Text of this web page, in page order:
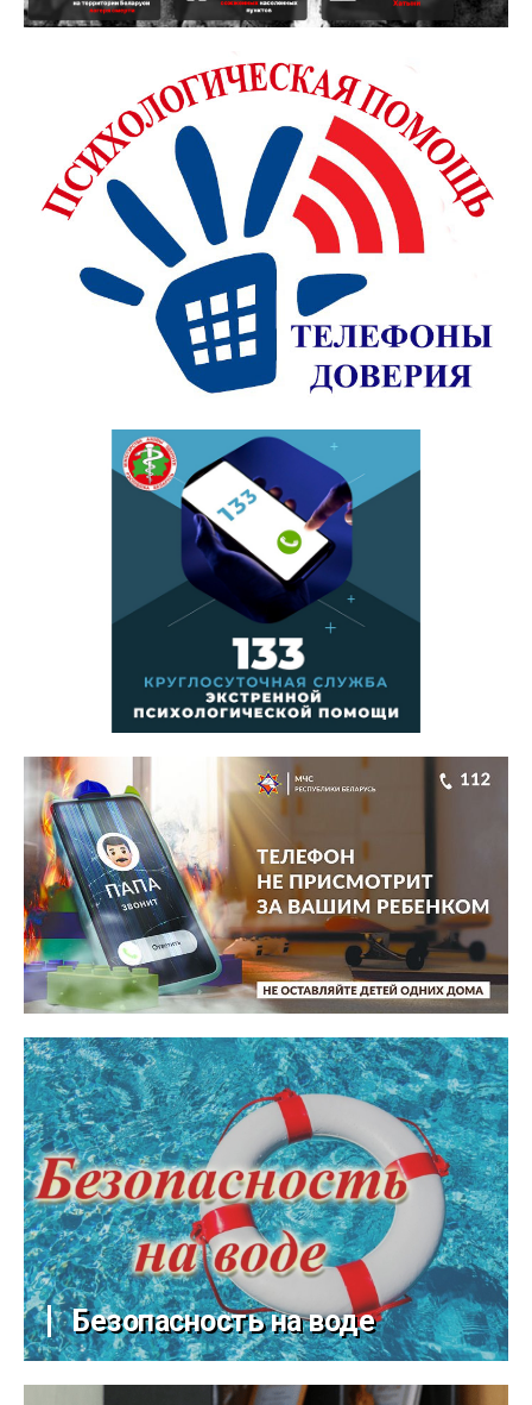
Безопасность на воде